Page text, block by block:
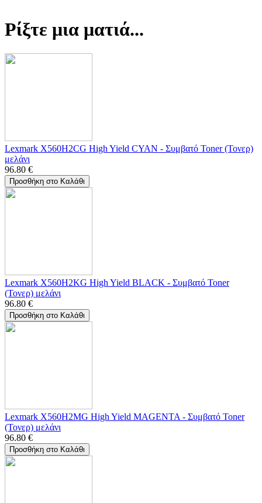
Ρίξτε μια ματιά...
Lexmark X560H2CG High Yield CYAN - Συμβατό Toner (Τονερ)
μελάνι
96.80 €
Προσθήκη στο Καλάθι
Lexmark X560H2KG High Yield BLACK - Συμβατό Toner
(Τονερ) μελάνι
96.80 €
Προσθήκη στο Καλάθι
Lexmark X560H2MG High Yield MAGENTA - Συμβατό Toner
(Τονερ) μελάνι
96.80 €
Προσθήκη στο Καλάθι